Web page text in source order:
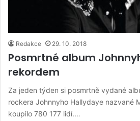
Redakce 29. 10. 2018
Posmrtné album
rekordem
Za jeden týden si posmrtně vydané
rockera Johnnyho Hallydaye nazvané
koupilo 780 177 lidí.…